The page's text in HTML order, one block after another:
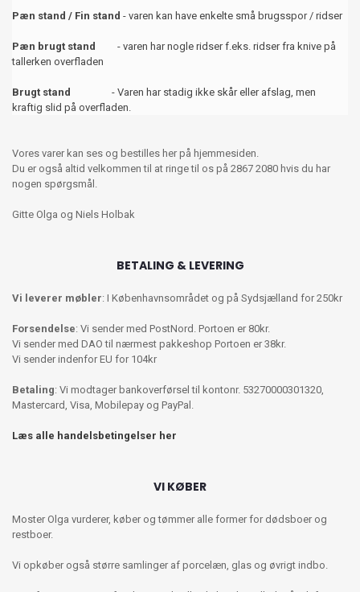
Pæn stand / Fin stand - varen kan have enkelte små brugsspor / ridser
Pæn brugt stand
- varen har nogle ridser f.eks. ridser fra knive på
tallerken overfladen
Brugt stand
- Varen har stadig ikke skår eller afslag, men
kraftig slid på overfladen.
Vores varer kan ses og bestilles her på hjemmesiden.
Du er også altid velkommen til at ringe til os på 2867 2080 hvis du har
nogen spørgsmål.
Gitte Olga og Niels Holbak
BETALING & LEVERING
Vi leverer møbler: I Københavnsområdet og på Sydsjælland for 250kr
Forsendelse: Vi sender med PostNord. Portoen er 80kr.
Vi sender med DAO til nærmest pakkeshop Portoen er 38kr.
Vi sender indenfor EU for 104kr
Betaling: Vi modtager bankoverførsel til kontonr. 53270000301320,
Mastercard, Visa, Mobilepay og PayPal.
Læs alle handelsbetingelser her
VI KØBER
Moster Olga vurderer, køber og tømmer alle former for dødsboer og
restboer.
Vi opkøber også større samlinger af porcelæn, glas og øvrigt indbo.